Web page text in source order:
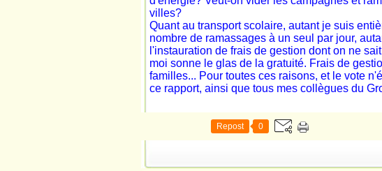
villes?
Quant au transport scolaire, autant je suis
nombre de ramassages à un seul par jour,
l'instauration de frais de gestion dont on ne
moi sonne le glas de la gratuité. Frais de
familles... Pour toutes ces raisons, et le vote
ce rapport, ainsi que tous mes collègues du
Repost 0